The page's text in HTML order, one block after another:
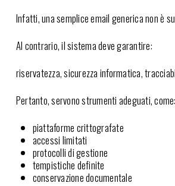
Infatti, una semplice email generica non è
Al contrario, il sistema deve garantire:
riservatezza, sicurezza informatica,
Pertanto, servono strumenti adeguati, come:
piattaforme crittografate
accessi limitati
protocolli di gestione
tempistiche definite
conservazione documentale